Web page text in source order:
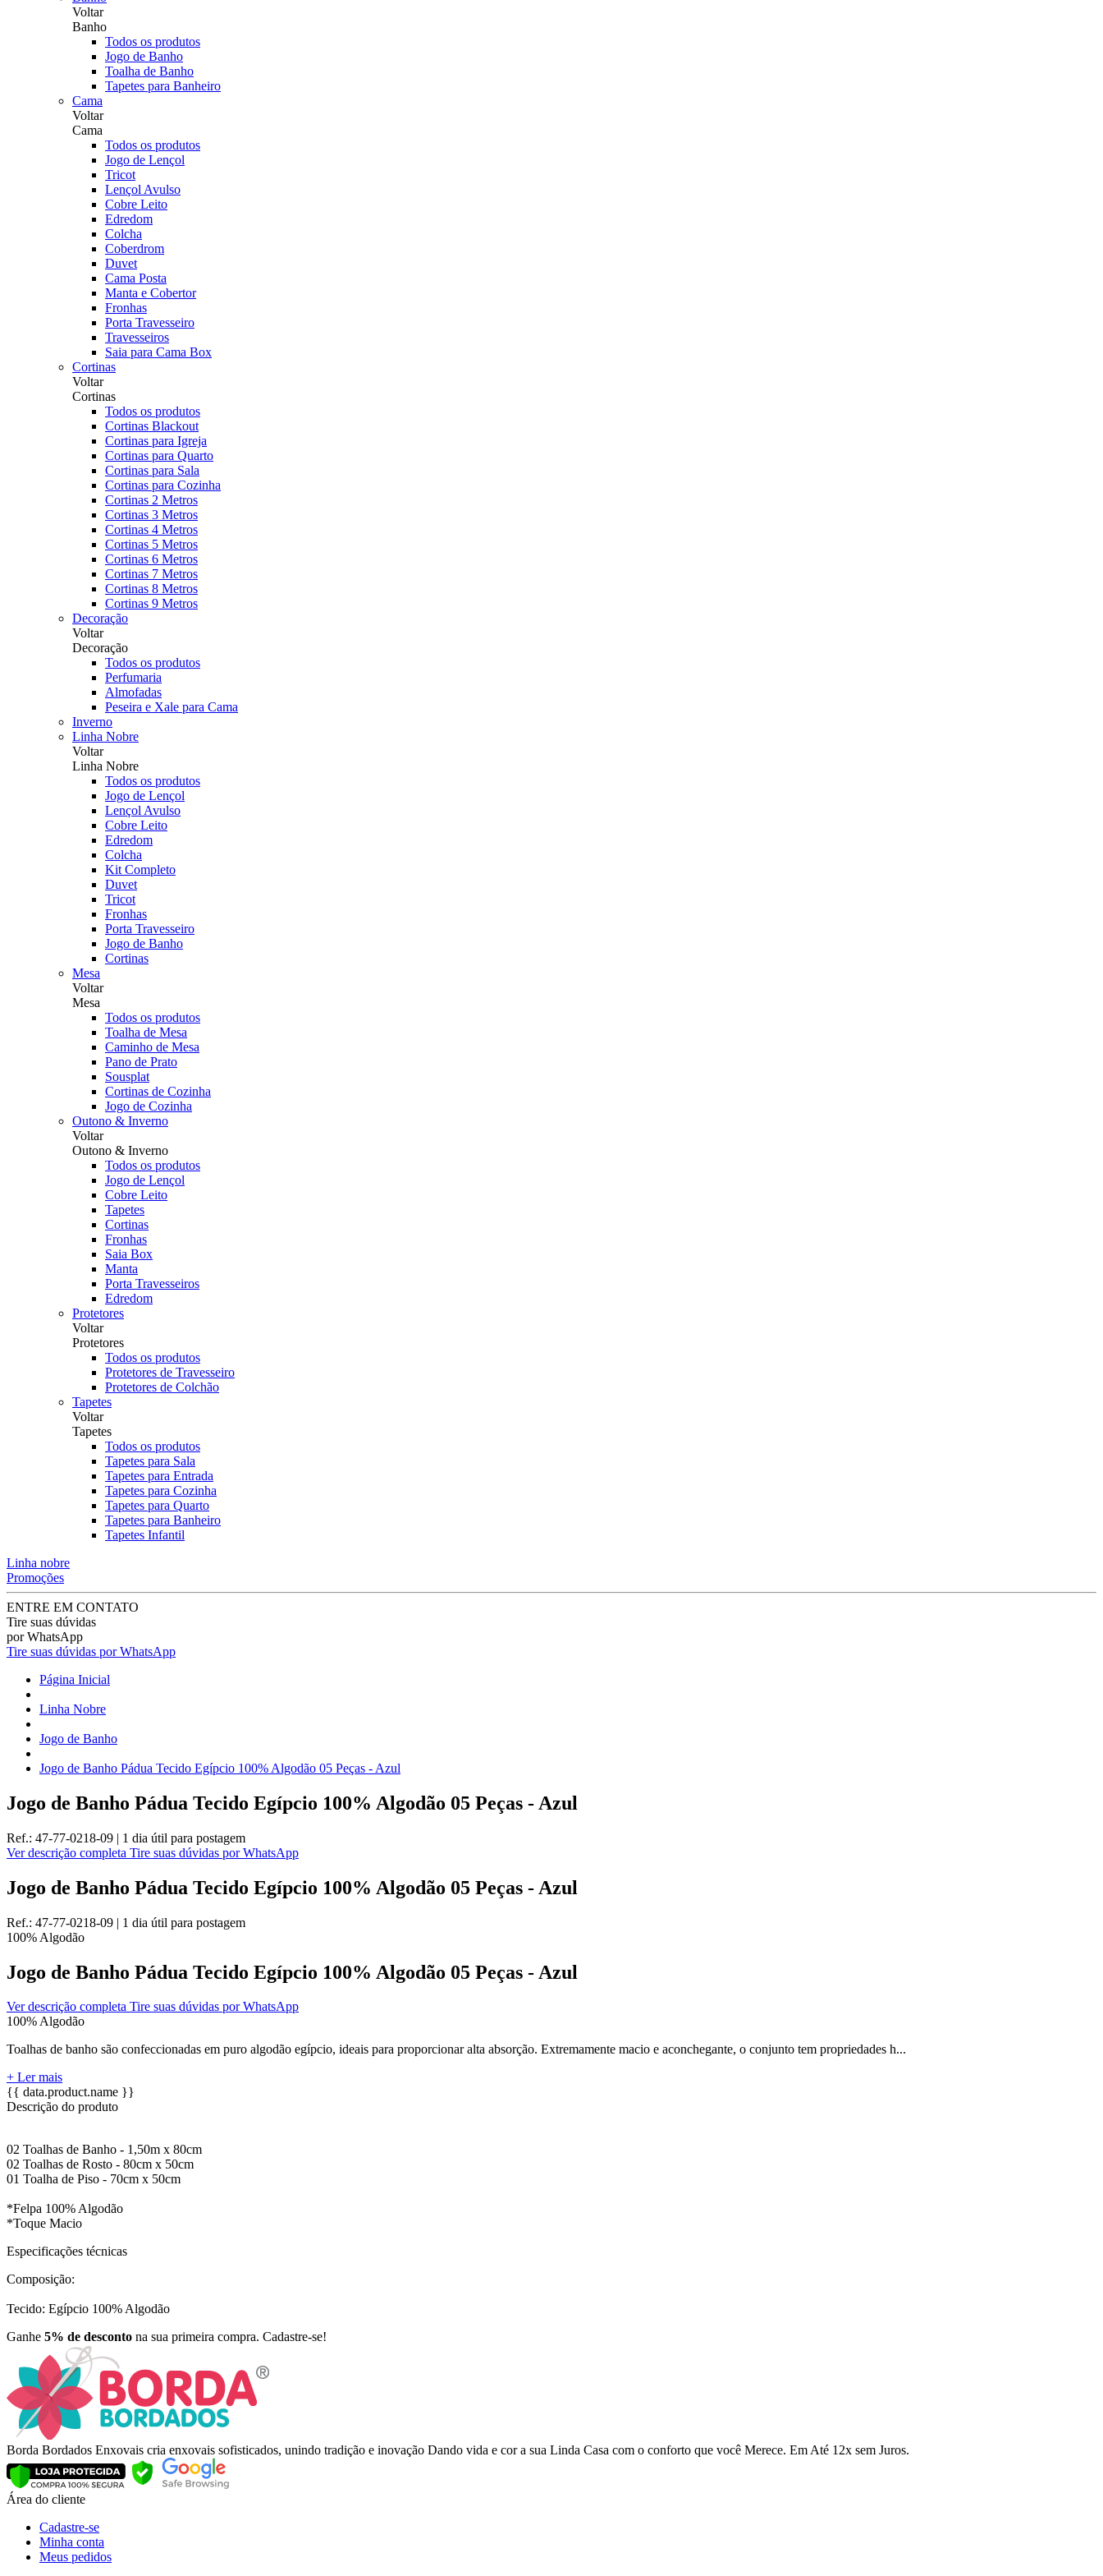
Voltar
Banho
Todos os produtos
Jogo de Banho
Toalha de Banho
Tapetes para Banheiro
Cama
Voltar
Cama
Todos os produtos
Jogo de Lençol
Tricot
Lençol Avulso
Cobre Leito
Edredom
Colcha
Coberdrom
Duvet
Cama Posta
Manta e Cobertor
Fronhas
Porta Travesseiro
Travesseiros
Saia para Cama Box
Cortinas
Voltar
Cortinas
Todos os produtos
Cortinas Blackout
Cortinas para Igreja
Cortinas para Quarto
Cortinas para Sala
Cortinas para Cozinha
Cortinas 2 Metros
Cortinas 3 Metros
Cortinas 4 Metros
Cortinas 5 Metros
Cortinas 6 Metros
Cortinas 7 Metros
Cortinas 8 Metros
Cortinas 9 Metros
Decoração
Voltar
Decoração
Todos os produtos
Perfumaria
Almofadas
Peseira e Xale para Cama
Inverno
Linha Nobre
Voltar
Linha Nobre
Todos os produtos
Jogo de Lençol
Lençol Avulso
Cobre Leito
Edredom
Colcha
Kit Completo
Duvet
Tricot
Fronhas
Porta Travesseiro
Jogo de Banho
Cortinas
Mesa
Voltar
Mesa
Todos os produtos
Toalha de Mesa
Caminho de Mesa
Pano de Prato
Sousplat
Cortinas de Cozinha
Jogo de Cozinha
Outono & Inverno
Voltar
Outono & Inverno
Todos os produtos
Jogo de Lençol
Cobre Leito
Tapetes
Cortinas
Fronhas
Saia Box
Manta
Porta Travesseiros
Edredom
Protetores
Voltar
Protetores
Todos os produtos
Protetores de Travesseiro
Protetores de Colchão
Tapetes
Voltar
Tapetes
Todos os produtos
Tapetes para Sala
Tapetes para Entrada
Tapetes para Cozinha
Tapetes para Quarto
Tapetes para Banheiro
Tapetes Infantil
Linha nobre
Promoções
ENTRE EM CONTATO
Tire suas dúvidas
por WhatsApp
Tire suas dúvidas por WhatsApp
Página Inicial
Linha Nobre
Jogo de Banho
Jogo de Banho Pádua Tecido Egípcio 100% Algodão 05 Peças - Azul
Jogo de Banho Pádua Tecido Egípcio 100% Algodão 05 Peças - Azul
Ref.: 47-77-0218-09 | 1 dia útil para postagem
Ver descrição completa Tire suas dúvidas por WhatsApp
Jogo de Banho Pádua Tecido Egípcio 100% Algodão 05 Peças - Azul
Ref.: 47-77-0218-09 | 1 dia útil para postagem
100% Algodão
Jogo de Banho Pádua Tecido Egípcio 100% Algodão 05 Peças - Azul
Ver descrição completa Tire suas dúvidas por WhatsApp
100% Algodão
Toalhas de banho são confeccionadas em puro algodão egípcio, ideais para proporcionar alta absorção. Extremamente macio e aconchegante, o conjunto tem propriedades h...
+ Ler mais
{{ data.product.name }}
Descrição do produto
02 Toalhas de Banho - 1,50m x 80cm
02 Toalhas de Rosto - 80cm x 50cm
01 Toalha de Piso - 70cm x 50cm
*Felpa 100% Algodão
*Toque Macio
Especificações técnicas
Composição:
Tecido: Egípcio 100% Algodão
Ganhe 5% de desconto na sua primeira compra. Cadastre-se!
Borda Bordados Enxovais cria enxovais sofisticados, unindo tradição e inovação Dando vida e cor a sua Linda Casa com o conforto que você Merece. Em Até 12x sem Juros.
Área do cliente
Cadastre-se
Minha conta
Meus pedidos